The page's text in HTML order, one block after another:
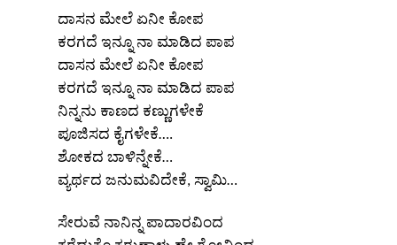
ದಾಸನ ಮೇಲೆ ಏನೀ ಕೋಪ
ಕರಗದೆ ಇನ್ನೂ ನಾ ಮಾಡಿದ ಪಾಪ
ದಾಸನ ಮೇಲೆ ಏನೀ ಕೋಪ
ಕರಗದೆ ಇನ್ನೂ ನಾ ಮಾಡಿದ ಪಾಪ
ನಿನ್ನನು ಕಾಣದ ಕಣ್ಣುಗಳೇಕೆ
ಪೂಜಿಸದ ಕೈಗಳೇಕೆ….
ಶೋಕದ ಬಾಳಿನ್ನೇಕೆ…
ವ್ಯರ್ಥದ ಜನುಮವಿದೇಕೆ, ಸ್ವಾಮಿ…
ಸೇರುವೆ ನಾನಿನ್ನ ಪಾದಾರವಿಂದ
ADD COMMENT
REGISTER